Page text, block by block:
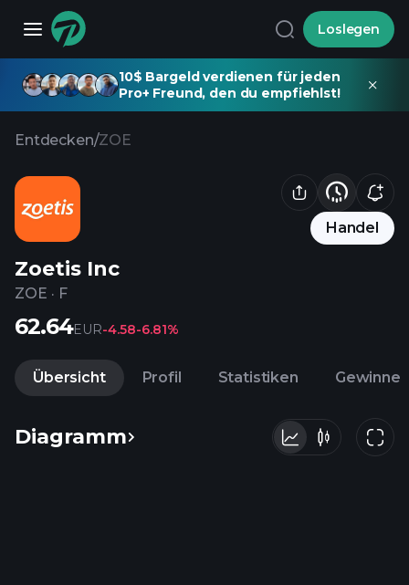
Loslegen
10$ Bargeld verdienen für jeden
Pro+ Freund, den du empfiehlst!
Entdecken/ZOE
Handel
Zoetis Inc
ZOE · F
62.64EUR-4.58-6.81%
Übersicht Profil Statistiken Gewinne
Diagramm